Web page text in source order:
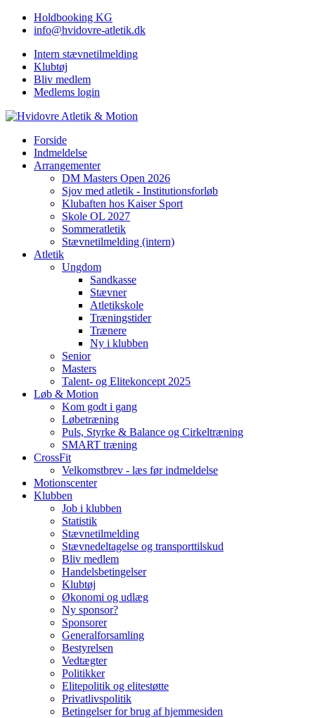
Holdbooking KG
info@hvidovre-atletik.dk
Intern stævnetilmelding
Klubtøj
Bliv medlem
Medlems login
Forside
Indmeldelse
Arrangementer
DM Masters Open 2026
Sjov med atletik - Institutionsforløb
Klubaften hos Kaiser Sport
Skole OL 2027
Sommeratletik
Stævnetilmelding (intern)
Atletik
Ungdom
Sandkasse
Stævner
Atletikskole
Træningstider
Trænere
Ny i klubben
Senior
Masters
Talent- og Elitekoncept 2025
Løb & Motion
Kom godt i gang
Løbetræning
Puls, Styrke & Balance og Cirkeltræning
SMART træning
CrossFit
Velkomstbrev - læs før indmeldelse
Motionscenter
Klubben
Job i klubben
Statistik
Stævnetilmelding
Stævnedeltagelse og transporttilskud
Bliv medlem
Handelsbetingelser
Klubtøj
Økonomi og udlæg
Ny sponsor?
Sponsorer
Generalforsamling
Bestyrelsen
Vedtægter
Politikker
Elitepolitik og elitestøtte
Privatlivspolitik
Betingelser for brug af hjemmesiden